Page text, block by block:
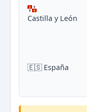
Castilla y León
🇪🇸 España